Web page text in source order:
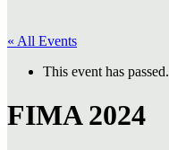
« All Events
This event has passed.
FIMA 2024